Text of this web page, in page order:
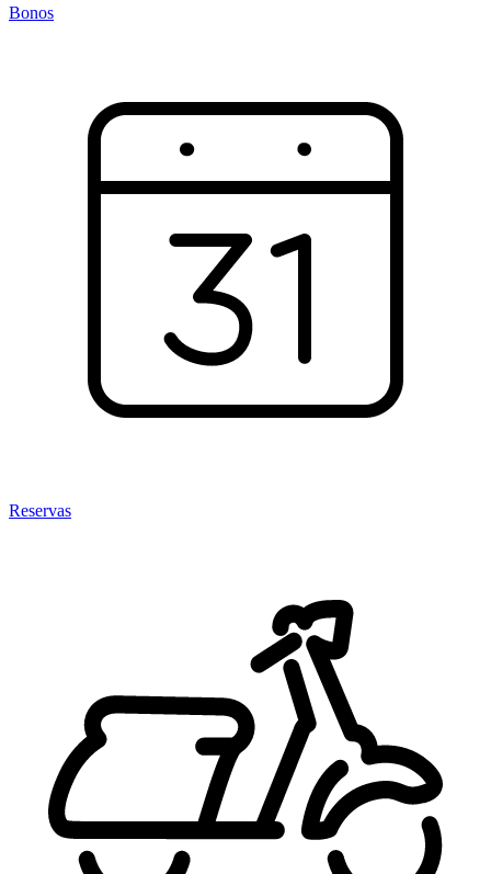
Bonos
Reservas